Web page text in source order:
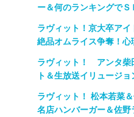
ー＆何のランキングでＳ
ラヴィット！京大卒ア
絶品オムライス争奪！心
ラヴィット！ アンタ柴
ト＆生放送イリュージ
ラヴィット！ 松本若菜
名店ハンバーガー＆佐野